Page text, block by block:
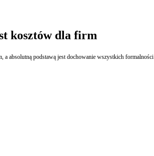
kosztów dla firm
było spokojnie kształtować relacje między komitetem audytu, radą nadzorczą i audytorem to główne wnioski z